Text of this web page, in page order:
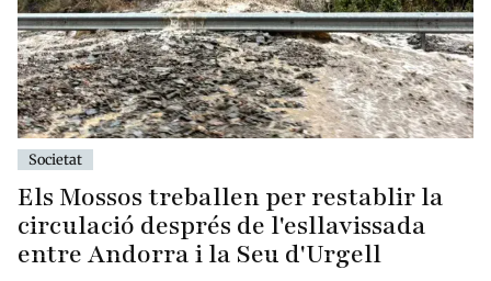
Societat
Els Mossos treballen per restablir la
circulació després de l'esllavissada
entre Andorra i la Seu d'Urgell